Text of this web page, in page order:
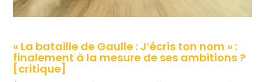
« La bataille de Gaulle : J’écris ton nom » :
finalement à la mesure de ses ambitions ?
[critique]